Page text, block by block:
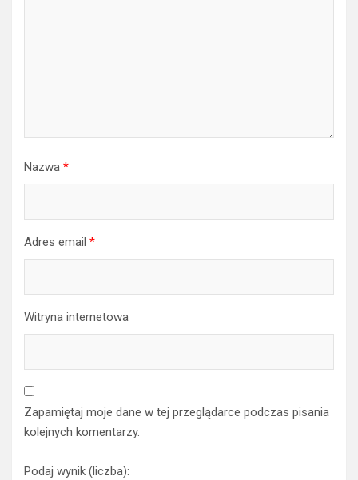
Nazwa *
Adres email *
Witryna internetowa
Zapamiętaj moje dane w tej przeglądarce podczas pisania
kolejnych komentarzy.
Podaj wynik (liczba):